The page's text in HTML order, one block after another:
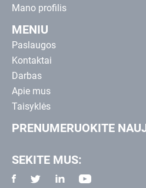
Mano profilis
MENIU
Paslaugos
Kontaktai
Darbas
Apie mus
Taisyklės
PRENUMERUOKITE
SEKITE MUS: